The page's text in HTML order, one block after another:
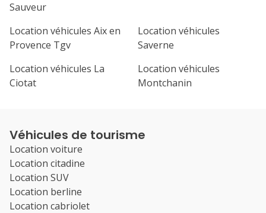
Sauveur
Location véhicules Aix en
Provence Tgv
Location véhicules
Saverne
Location véhicules La
Ciotat
Location véhicules
Montchanin
Véhicules de tourisme
Location voiture
Location citadine
Location SUV
Location berline
Location cabriolet